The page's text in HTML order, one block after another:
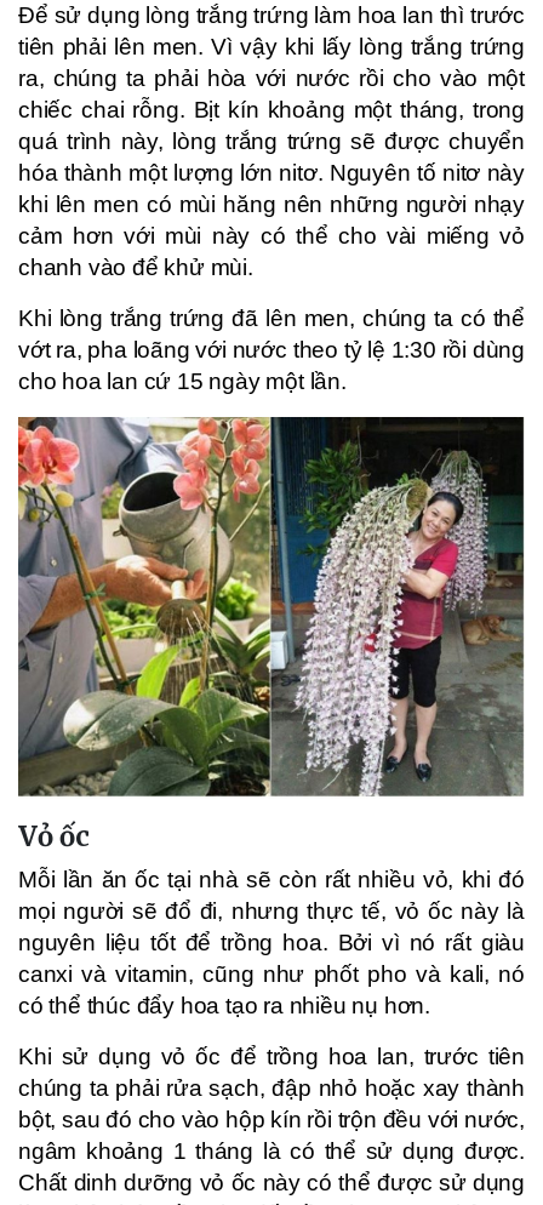
Để sử dụng lòng trắng trứng làm hoa lan thì trước
tiên phải lên men. Vì vậy khi lấy lòng trắng trứng
ra, chúng ta phải hòa với nước rồi cho vào một
chiếc chai rỗng. Bịt kín khoảng một tháng, trong
quá trình này, lòng trắng trứng sẽ được chuyển
hóa thành một lượng lớn nitơ. Nguyên tố nitơ này
khi lên men có mùi hăng nên những người nhạy
cảm hơn với mùi này có thể cho vài miếng vỏ
chanh vào để khử mùi.
Khi lòng trắng trứng đã lên men, chúng ta có thể
vớt ra, pha loãng với nước theo tỷ lệ 1:30 rồi dùng
cho hoa lan cứ 15 ngày một lần.
Vỏ ốc
Mỗi lần ăn ốc tại nhà sẽ còn rất nhiều vỏ, khi đó
mọi người sẽ đổ đi, nhưng thực tế, vỏ ốc này là
nguyên liệu tốt để trồng hoa. Bởi vì nó rất giàu
canxi và vitamin, cũng như phốt pho và kali, nó
có thể thúc đẩy hoa tạo ra nhiều nụ hơn.
Khi sử dụng vỏ ốc để trồng hoa lan, trước tiên
chúng ta phải rửa sạch, đập nhỏ hoặc xay thành
bột, sau đó cho vào hộp kín rồi trộn đều với nước,
ngâm khoảng 1 tháng là có thể sử dụng được.
Chất dinh dưỡng vỏ ốc này có thể được sử dụng